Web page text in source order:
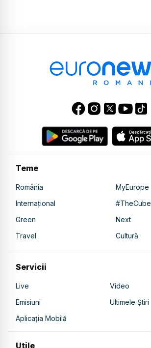
Teme
România
MyEurope
Internațional
#TheCube
Green
Next
Travel
Cultură
Servicii
Live
Video
Emisiuni
Ultimele Știri
Aplicația Mobilă
Utile